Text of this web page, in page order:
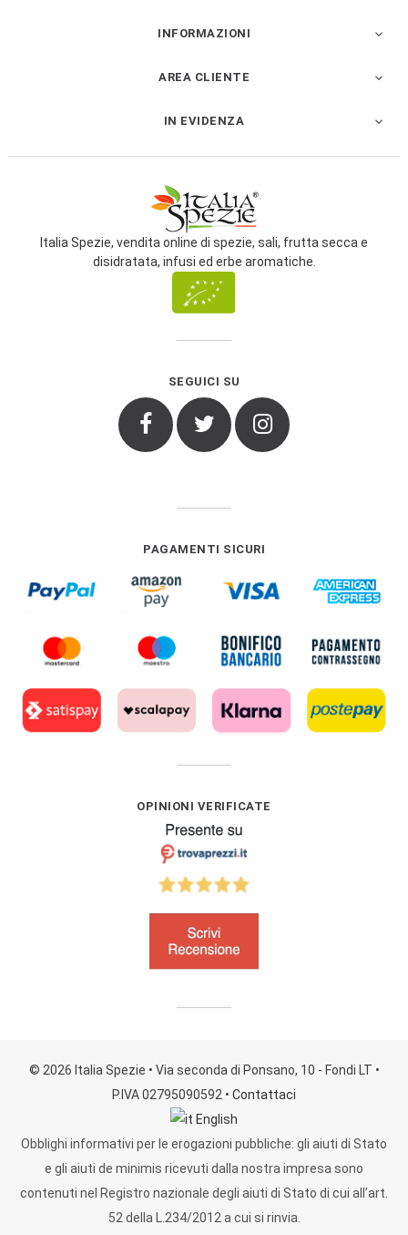
INFORMAZIONI 
AREA CLIENTE 
IN EVIDENZA 
Italia Spezie, vendita online di spezie, sali, frutta secca e
disidratata, infusi ed erbe aromatiche.
SEGUICI SU
Facebook Twitter Instagram
PAGAMENTI SICURI
OPINIONI VERIFICATE
© 2026 Italia Spezie • Via seconda di Ponsano, 10 - Fondi LT •
P.IVA 02795090592 • Contattaci
English
Obblighi informativi per le erogazioni pubbliche: gli aiuti di Stato
e gli aiuti de minimis ricevuti dalla nostra impresa sono
contenuti nel Registro nazionale degli aiuti di Stato di cui all’art.
52 della L.234/2012 a cui si rinvia.